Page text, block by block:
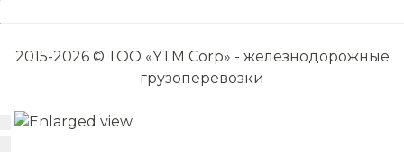
2015-2026 © ТОО «YTM Corp» - железнодорожные
грузоперевозки